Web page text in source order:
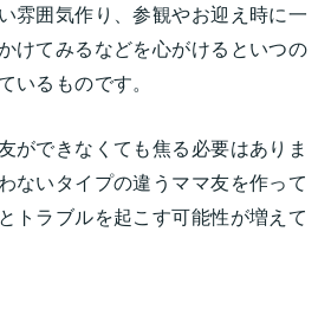
雰囲気作り、参観やお迎え時に一
けてみるなどを心がけるといつの
いるものです。
ができなくても焦る必要はありま
ないタイプの違うママ友を作って
トラブルを起こす可能性が増えて